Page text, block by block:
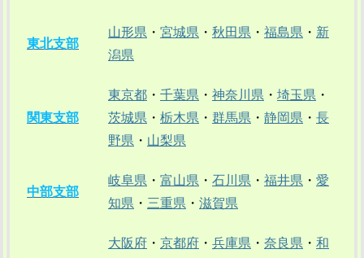
東北支部
山形県 ・ 宮城県 ・ 秋田県 ・ 福島県 ・ 新
潟県
関東支部
東京都 ・ 千葉県 ・ 神奈川県 ・ 埼玉県 ・
茨城県 ・ 栃木県 ・ 群馬県 ・ 静岡県 ・ 長
野県 ・ 山梨県
中部支部
岐阜県 ・ 富山県 ・ 石川県 ・ 福井県 ・ 愛
知県 ・ 三重県 ・ 滋賀県
大阪府 ・ 京都府 ・ 兵庫県 ・ 奈良県 ・ 和